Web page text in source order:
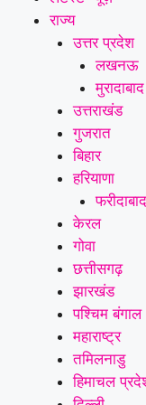
राज्य
उत्तर प्रदेश
लखनऊ
मुरादाबाद
उत्तराखंड
गुजरात
बिहार
हरियाणा
फरीदाबाद
केरल
गोवा
छत्तीसगढ़
झारखंड
पश्चिम बंगाल
महाराष्ट्र
तमिलनाडु
हिमाचल